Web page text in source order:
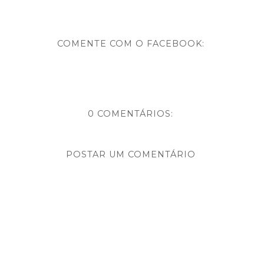
COMENTE COM O FACEBOOK:
0 COMENTÁRIOS:
POSTAR UM COMENTÁRIO